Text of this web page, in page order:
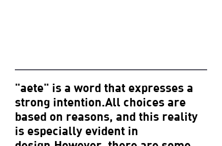
"aete" is a word that expresses a
strong intention.All choices are
based on reasons, and this reality
is especially evident in